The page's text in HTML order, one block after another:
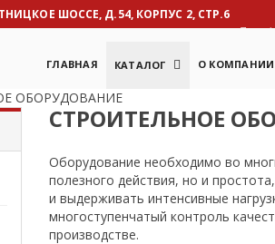
ШОССЕ, Д.54, КОРПУС 2, СТР.6
ГЛАВНАЯ КАТАЛОГ О КОМПАНИИ
ОБОРУДОВАНИЕ
СТРОИТЕЛЬНОЕ
Оборудование необходимо во
полезного действия, но и
и выдерживать интенсивные
многоступенчатый контроль
производстве.